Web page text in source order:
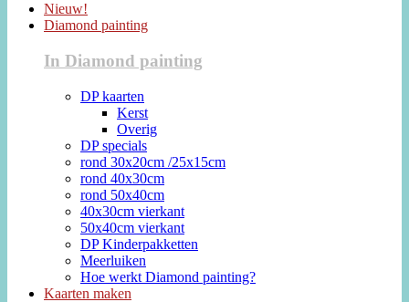
Nieuw!
Diamond painting
In Diamond painting
DP kaarten
Kerst
Overig
DP specials
rond 30x20cm /25x15cm
rond 40x30cm
rond 50x40cm
40x30cm vierkant
50x40cm vierkant
DP Kinderpakketten
Meerluiken
Hoe werkt Diamond painting?
Kaarten maken